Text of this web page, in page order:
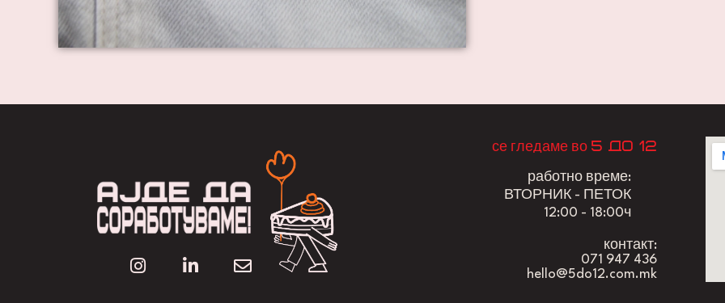
се гледаме во 5 до 12
работно време:
ВТОРНИК - ПЕТОК
12:00 - 18:00ч
контакт:
071 947 436
hello@5do12.com.mk